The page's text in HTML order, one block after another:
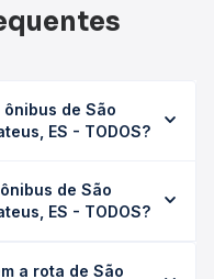
de São
ES - TODOS?
20h 39min, podendo
serviço (convencional,
de São
ES - TODOS?
custa em média R$
a rota de São